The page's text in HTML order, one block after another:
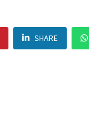
SHARE